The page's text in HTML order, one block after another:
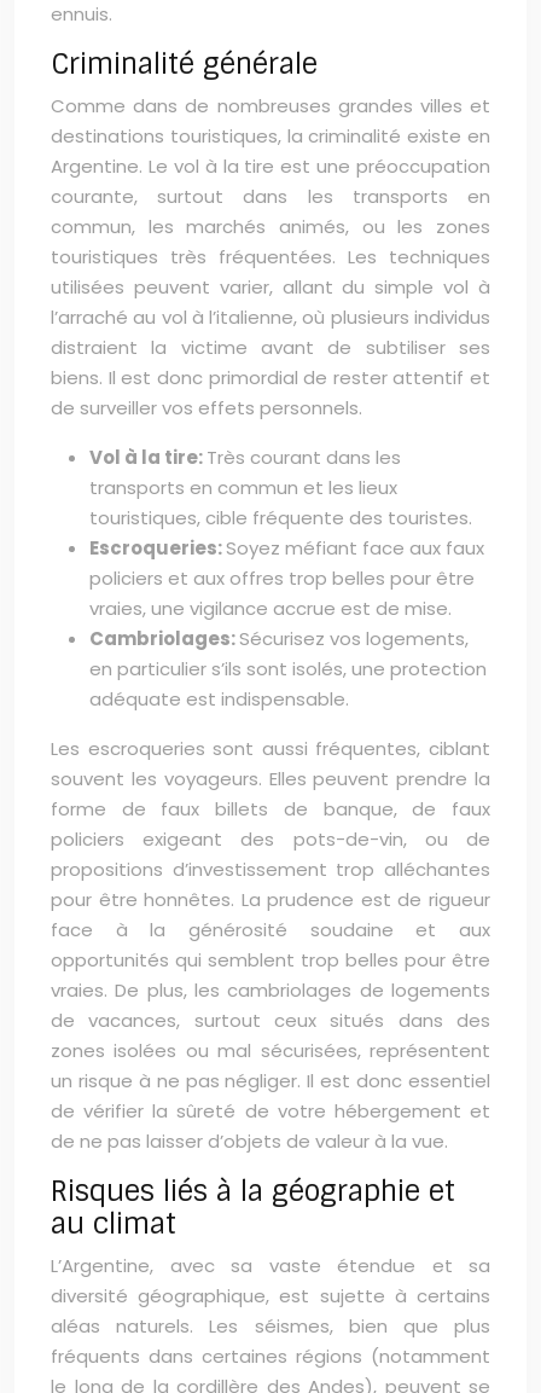
ennuis.
Criminalité générale
Comme dans de nombreuses grandes villes et
destinations touristiques, la criminalité existe en
Argentine. Le vol à la tire est une préoccupation
courante, surtout dans les transports en
commun, les marchés animés, ou les zones
touristiques très fréquentées. Les techniques
utilisées peuvent varier, allant du simple vol à
l’arraché au vol à l’italienne, où plusieurs individus
distraient la victime avant de subtiliser ses
biens. Il est donc primordial de rester attentif et
de surveiller vos effets personnels.
Vol à la tire:Très courant dans les
transports en commun et les lieux
touristiques, cible fréquente des touristes.
Escroqueries:Soyez méfiant face aux faux
policiers et aux offres trop belles pour être
vraies, une vigilance accrue est de mise.
Cambriolages:Sécurisez vos logements,
en particulier s’ils sont isolés, une protection
adéquate est indispensable.
Les escroqueries sont aussi fréquentes, ciblant
souvent les voyageurs. Elles peuvent prendre la
forme de faux billets de banque, de faux
policiers exigeant des pots-de-vin, ou de
propositions d’investissement trop alléchantes
pour être honnêtes. La prudence est de rigueur
face à la générosité soudaine et aux
opportunités qui semblent trop belles pour être
vraies. De plus, les cambriolages de logements
de vacances, surtout ceux situés dans des
zones isolées ou mal sécurisées, représentent
un risque à ne pas négliger. Il est donc essentiel
de vérifier la sûreté de votre hébergement et
de ne pas laisser d’objets de valeur à la vue.
Risques liés à la géographie et
au climat
L’Argentine, avec sa vaste étendue et sa
diversité géographique, est sujette à certains
aléas naturels. Les séismes, bien que plus
fréquents dans certaines régions (notamment
le long de la cordillère des Andes), peuvent se